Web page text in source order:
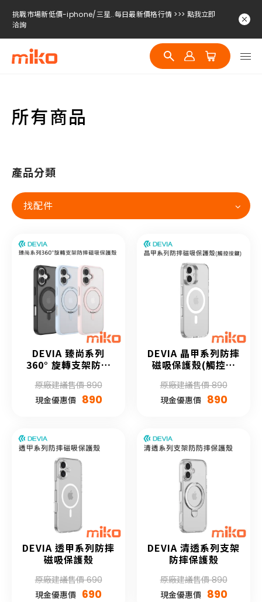
挑戰市場新低價-iphone/三星..每日最新價格行情 >>> 點我立即
洽詢
挑戰市場新低價-iphone/三星..每日最新價格行情 >>> 點我立即
洽詢
挑戰市場新低價-iphone/三星..每日最新價格行情 >>> 點我立即
所有商品
產品分類
找配件
DEVIA 臻尚系列
360° 旋轉支架防摔
原廠建議售價 890
現金優惠價 890
DEVIA 晶甲系列防摔
磁吸保護殼(觸控按
原廠建議售價 890
現金優惠價 890
DEVIA 透甲系列防摔
磁吸保護殼
原廠建議售價 690
現金優惠價 690
DEVIA 清透系列支架
防摔保護殼
原廠建議售價 890
現金優惠價 890